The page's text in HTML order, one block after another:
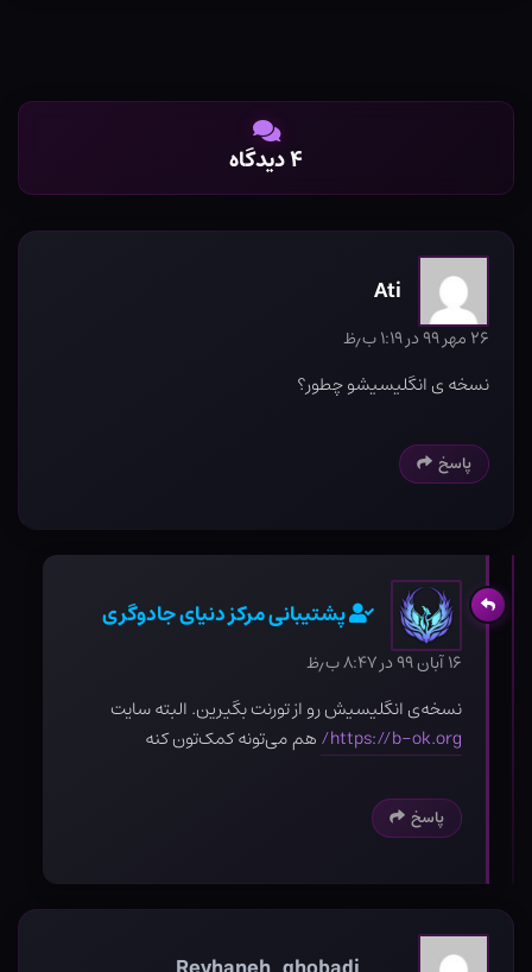
۴ دیدگاه
Ati
۲۶ مهر ۹۹ در ۱:۱۹ ب٫ظ
نسخه ی انگلیسیشو چطور؟
پاسخ
پشتیبانی مرکز دنیای جادوگری
۱۶ آبان ۹۹ در ۸:۴۷ ب٫ظ
نسخه‌ی انگلیسیش رو از تورنت بگیرین. البته سایت
https://b-ok.org/ هم می‌تونه کمک‌تون کنه
پاسخ